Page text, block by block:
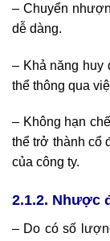
– Chuyển
dễ dàng.
– Khả năng huy
thể thông qua
– Không hạn
thể trở thành cổ
của công ty.
2.1.2. Nhược
– Do có số